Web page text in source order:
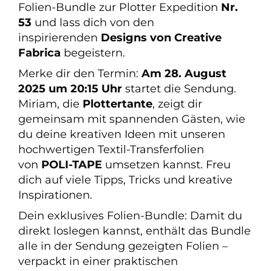
Folien-Bundle zur Plotter Expedition Nr.
53 und lass dich von den
inspirierenden Designs von Creative
Fabrica begeistern.
Merke dir den Termin: Am 28. August
2025 um 20:15 Uhr startet die Sendung.
Miriam, die Plottertante, zeigt dir
gemeinsam mit spannenden Gästen, wie
du deine kreativen Ideen mit unseren
hochwertigen Textil-Transferfolien
von POLI-TAPE umsetzen kannst. Freu
dich auf viele Tipps, Tricks und kreative
Inspirationen.
Dein exklusives Folien-Bundle: Damit du
direkt loslegen kannst, enthält das Bundle
alle in der Sendung gezeigten Folien –
verpackt in einer praktischen